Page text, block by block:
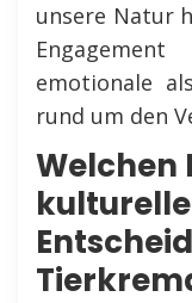
unsere Natur
emotionale
rund um den
Welchen